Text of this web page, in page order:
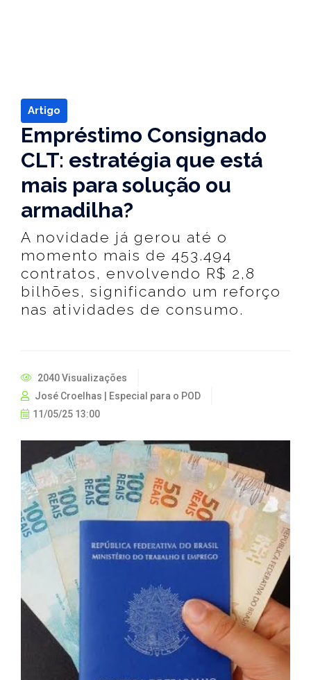
Artigo
Empréstimo Consignado
CLT: estratégia que está
mais para solução ou
armadilha?
A novidade já gerou até o
momento mais de 453.494
contratos, envolvendo R$ 2,8
bilhões, significando um reforço
nas atividades de consumo.
2040 Visualizações
José Croelhas | Especial para o POD
11/05/25 13:00